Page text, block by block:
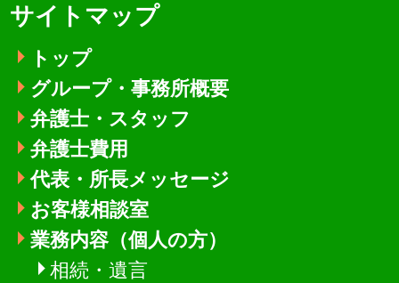
サイトマップ
トップ
グループ・事務所概要
弁護士・スタッフ
弁護士費用
代表・所長メッセージ
お客様相談室
業務内容（個人の方）
相続・遺言